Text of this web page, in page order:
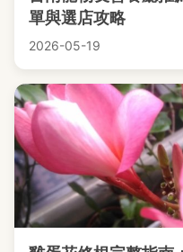
單與選店攻略
2026-05-19